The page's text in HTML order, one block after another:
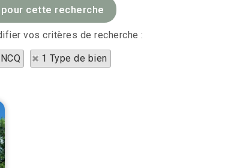
vos critères de recherche :
1 Type de bien